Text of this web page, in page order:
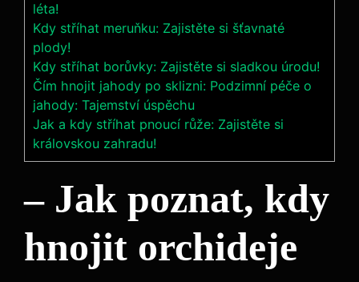
léta!
Kdy stříhat meruňku: Zajistěte si šťavnaté
plody!
Kdy stříhat borůvky: Zajistěte si sladkou úrodu!
Čím hnojit jahody po sklizni: Podzimní péče o
jahody: Tajemství úspěchu
Jak a kdy stříhat pnoucí růže: Zajistěte si
královskou zahradu!
– Jak poznat, kdy
hnojit ​orchideje